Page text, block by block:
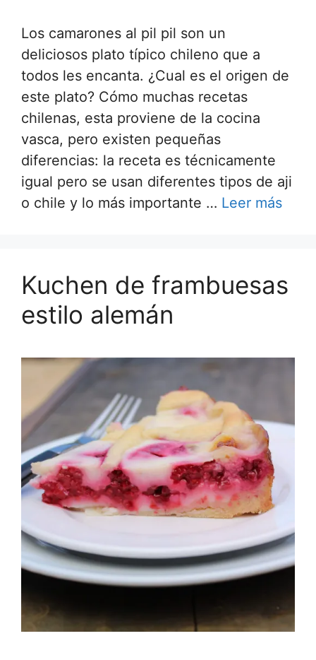
Los camarones al pil pil son un
deliciosos plato típico chileno que a
todos les encanta. ¿Cual es el origen de
este plato? Cómo muchas recetas
chilenas, esta proviene de la cocina
vasca, pero existen pequeñas
diferencias: la receta es técnicamente
igual pero se usan diferentes tipos de aji
o chile y lo más importante … Leer más
Kuchen de frambuesas
estilo alemán